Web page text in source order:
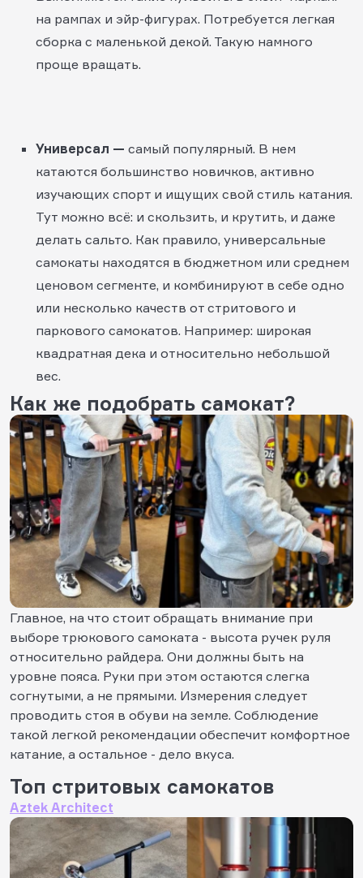
на рампах и эйр-фигурах. Потребуется легкая
сборка с маленькой декой. Такую намного
проще вращать.
Универсал — самый популярный. В нем
катаются большинство новичков, активно
изучающих спорт и ищущих свой стиль катания.
Тут можно всё: и скользить, и крутить, и даже
делать сальто. Как правило, универсальные
самокаты находятся в бюджетном или среднем
ценовом сегменте, и комбинируют в себе одно
или несколько качеств от стритового и
паркового самокатов. Например: широкая
квадратная дека и относительно небольшой
вес.
Как же подобрать самокат?
Главное, на что стоит обращать внимание при
выборе трюкового самоката - высота ручек руля
относительно райдера. Они должны быть на
уровне пояса. Руки при этом остаются слегка
согнутыми, а не прямыми. Измерения следует
проводить стоя в обуви на земле. Соблюдение
такой легкой рекомендации обеспечит комфортное
катание, а остальное - дело вкуса.
Топ стритовых самокатов
Aztek Architect